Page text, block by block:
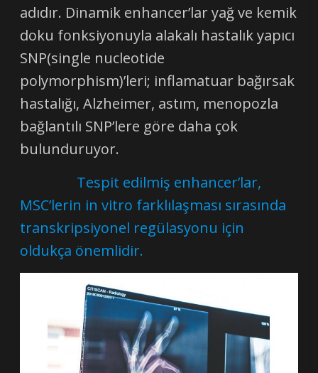
adıdır. Dinamik enhancer’lar yağ ve kemik
doku fonksiyonuyla alakalı hastalık yapıcı
SNP(single nucleotide
polymorphism)’leri; inflamatuar bağırsak
hastalığı, Alzheimer, astım, menopozla
bağlantılı SNP’lere göre daha çok
bulunduruyor.
Tespit edilmiş enhancer’lar,
MSC’lerin in vitro farklılaşması sırasında
transkripsiyonel regülasyonu için
oldukça önemlidir.